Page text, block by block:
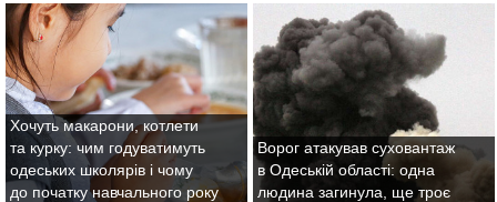
Хочуть макарони, котлети
та курку: чим годуватимуть
одеських школярів і чому
до початку навчального року
Ворог атакував суховантаж
в Одеській області: одна
людина загинула, ще троє